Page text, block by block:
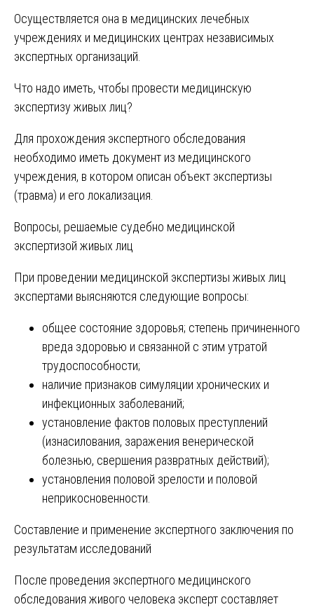
Осуществляется она в медицинских лечебных
учреждениях и медицинских центрах независимых
экспертных организаций.
Что надо иметь, чтобы провести медицинскую
экспертизу живых лиц?
Для прохождения экспертного обследования
необходимо иметь документ из медицинского
учреждения, в котором описан объект экспертизы
(травма) и его локализация.
Вопросы, решаемые судебно медицинской
экспертизой живых лиц
При проведении медицинской экспертизы живых лиц
экспертами выясняются следующие вопросы:
общее состояние здоровья; степень причиненного
вреда здоровью и связанной с этим утратой
трудоспособности;
наличие признаков симуляции хронических и
инфекционных заболеваний;
установлениe фактов половых преступлений
(изнасилования, заражения венерической
болезнью, свершения развратных действий);
установления половой зрелости и половой
неприкосновенности.
Составление и применение экспертного заключения по
результатам исследований
После проведения экспертного медицинского
обследования живого человека эксперт составляет